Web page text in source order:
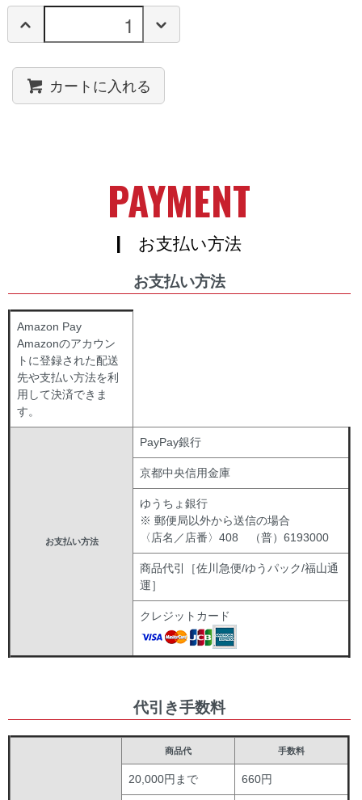
カートに入れる
PAYMENT
| お支払い方法
お支払い方法
Amazon Pay
Amazonのアカウン
トに登録された配送
先や支払い方法を利
用して決済できま
す。
お支払い方法
PayPay銀行
京都中央信用金庫
ゆうちょ銀行
※ 郵便局以外から送信の場合
〈店名／店番〉408 （普）6193000
商品代引［佐川急便/ゆうパック/福山通
運］
クレジットカード
代引き手数料
商品代 手数料
20,000円まで 660円